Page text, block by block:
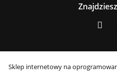
Sklep internetowy na